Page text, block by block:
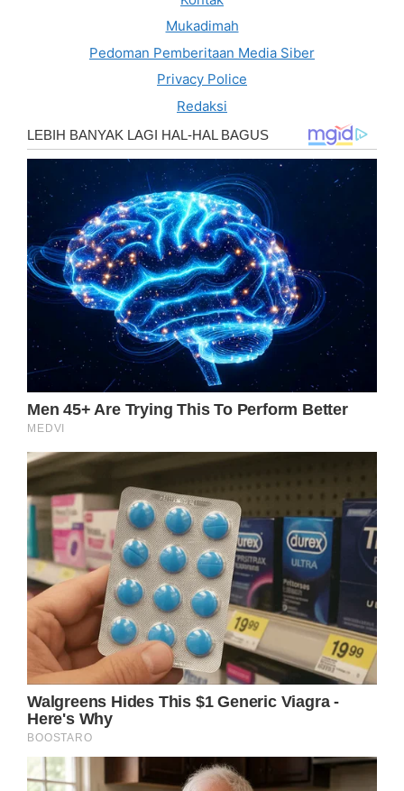
Mukadimah
Pedoman Pemberitaan Media Siber
Privacy Police
Redaksi